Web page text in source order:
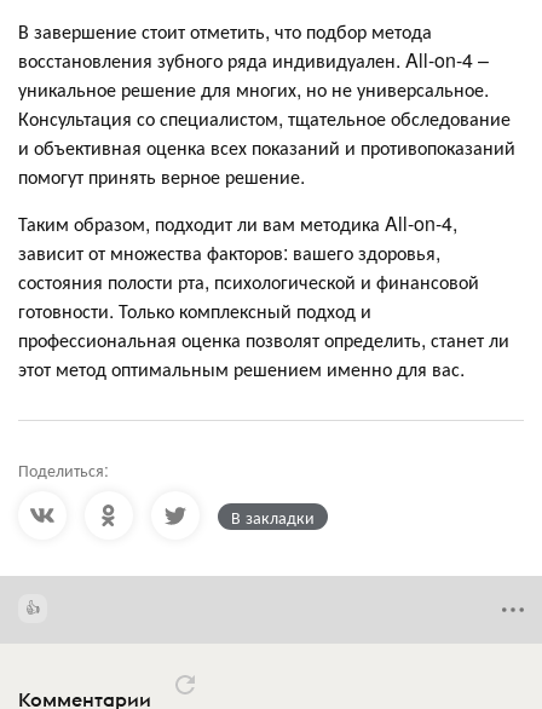
В завершение стоит отметить, что подбор метода
восстановления зубного ряда индивидуален. All-on-4 –
уникальное решение для многих, но не универсальное.
Консультация со специалистом, тщательное обследование
и объективная оценка всех показаний и противопоказаний
помогут принять верное решение.
Таким образом, подходит ли вам методика All-on-4,
зависит от множества факторов: вашего здоровья,
состояния полости рта, психологической и финансовой
готовности. Только комплексный подход и
профессиональная оценка позволят определить, станет ли
этот метод оптимальным решением именно для вас.
Поделиться:
В закладки
Комментарии